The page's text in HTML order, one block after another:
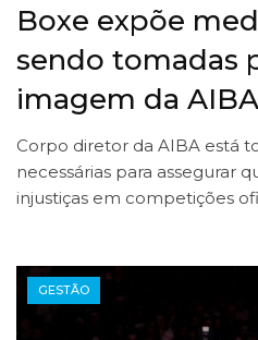
Boxe expõe
sendo tomadas
imagem da AIBA
Corpo diretor da AIBA está
necessárias para assegurar
injustiças em competições
GESTÃO